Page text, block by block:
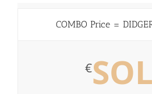
COMBO Price =
€